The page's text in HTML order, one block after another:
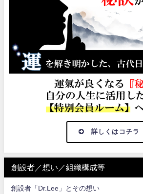
詳しくはコチラ
創設者／想い／組織構成等
創設者「Dr.Lee」とその想い